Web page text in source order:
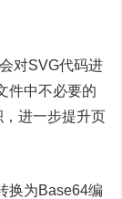
对SVG代码进
件中不必要的
进一步提升页
换为Base64编